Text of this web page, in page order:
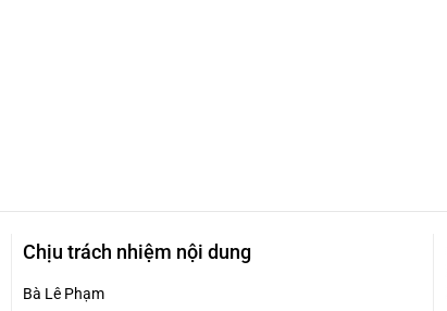
Chịu trách nhiệm nội dung
Bà Lê Phạm